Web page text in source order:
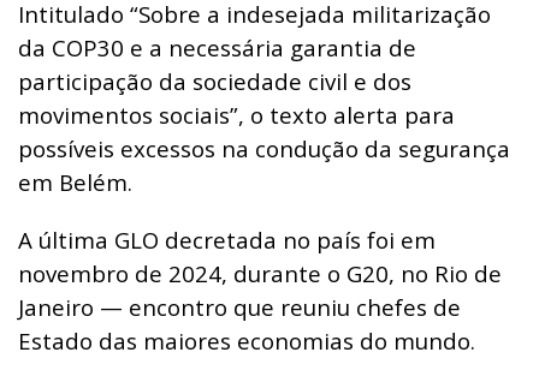
Intitulado “Sobre a indesejada militarização
da COP30 e a necessária garantia de
participação da sociedade civil e dos
movimentos sociais”, o texto alerta para
possíveis excessos na condução da segurança
em Belém.
A última GLO decretada no país foi em
novembro de 2024, durante o G20, no Rio de
Janeiro — encontro que reuniu chefes de
Estado das maiores economias do mundo.